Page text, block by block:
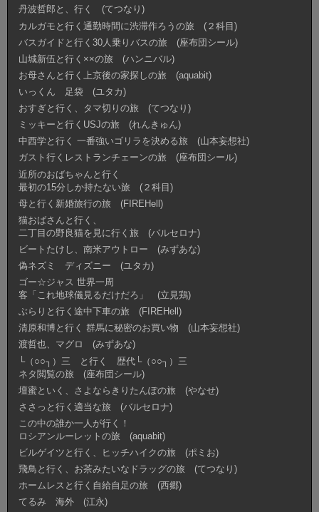
丹波哲郎と、行く (てつなり)
カルガモと行く通勤時間に渋滞作ろうの旅 (２科目)
バスガイドと行く30人乗りバスの旅 (座布団シール)
山城新伍と行く××の旅 (ハンニバル)
お母さんと行く上京後の家探しの旅 (aquabit)
いっくん 足袋 (ユタカ)
おすぎと行く、タマ切りの旅 (てつなり)
ミッキーと行くUSJの旅 (れんきゅん)
中西学と行く 一番強いゴリラを決める旅 (山本妄想社)
ガスト行くレストランチェーンの旅 (座布団シール)
近所のおばちゃんと行く
最初の15分しか持たない旅 (２科目)
母と行く新婚旅行の旅 (FIREHell)
猫おばさんと行く、
二丁目の野良猫を見に行く旅 (バルセロナ)
ビートたけし、南米アウトロー (みずあな)
偽ネズミ ディズニー (ユタカ)
ゴー☆ジャス 世界一周
客「これ地球儀見るだけだろ」 (立見鶏)
ぶらりと行く途中下車の旅 (FIREHell)
清原和博と行く 群馬に秘密のお買い物 (山本妄想社)
渡哲也、マグロ (みずあな)
└（○○┐）三 と行く 歴代└（○○┐）三
ネタ閲覧の旅 (座布団シール)
壇蜜といく、さよならきりたんぽの旅 (やなせ)
ささっと行く適当な旅 (バルセロナ)
この中の誰か一人が行く！
ロシアンルーレットの旅 (aquabit)
ビルゲイツと行く、ヒッチハイクの旅 (ポミお)
飛鳥と行く、お茶みたいなドラッグの旅 (てつなり)
ホームレスと行く自給自足の旅 (西郷)
てるみ 海外 (江永)